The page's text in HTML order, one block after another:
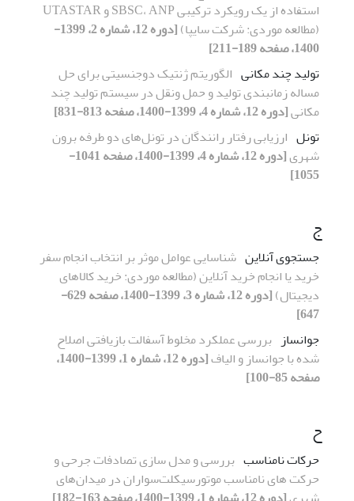
استفاده از یک رویکرد ترکیبی SBSC، ANP و UTASTAR
(مطالعه موردی: شرکت سایپا)
[دوره 12، شماره 2، 1399-
1400، صفحه 189-211]
تولید چند مکانی الگوریتم ژنتیک دو‌جنسیتی برای حل
مساله زمانبندی تولید و حمل ونقل در سیستم تولید چند
مکانی[دوره 12، شماره 4، 1399-1400، صفحه 813-831]
تونل ارزیابی رفتار رانندگان در تونل‌های دو طرفه برون
شهری
[دوره 12، شماره 4، 1399-1400، صفحه 1041-
1055]
ج
جستجوی آنلاین شناسایی عوامل موثر بر انتخاب انجام سفر
خرید یا انجام خرید آنلاین (مطالعه موردی: خرید کالاهای
دیجیتال)
[دوره 12، شماره 3، 1399-1400، صفحه 629-
647]
جوانساز بررسی عملکرد مخلوط آسفالت بازیافتی اصلاح
شده با جوانساز و الیاف
[دوره 12، شماره 1، 1399-1400،
صفحه 85-100]
ح
حرکات نامناسب بررسی و مدل سازی تصادفات جرحی و
حرکت های نامناسب موتورسیکلت‌سواران در میدان‌های